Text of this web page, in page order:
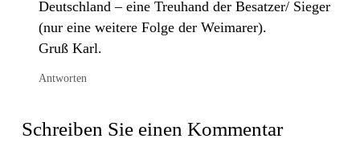
Deutschland – eine Treuhand der Besatzer/ Sieger
(nur eine weitere Folge der Weimarer).
Gruß Karl.
Antworten
Schreiben Sie einen Kommentar